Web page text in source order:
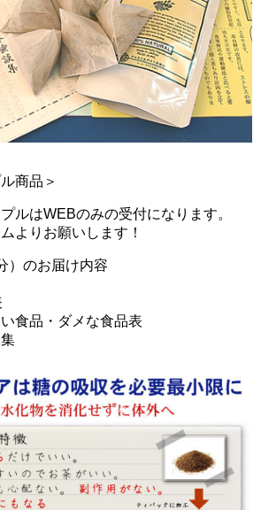
商品＞
ルはWEBのみの受付になります。
よりお願いします！
）のお届け内容
食品・ダメな食品表